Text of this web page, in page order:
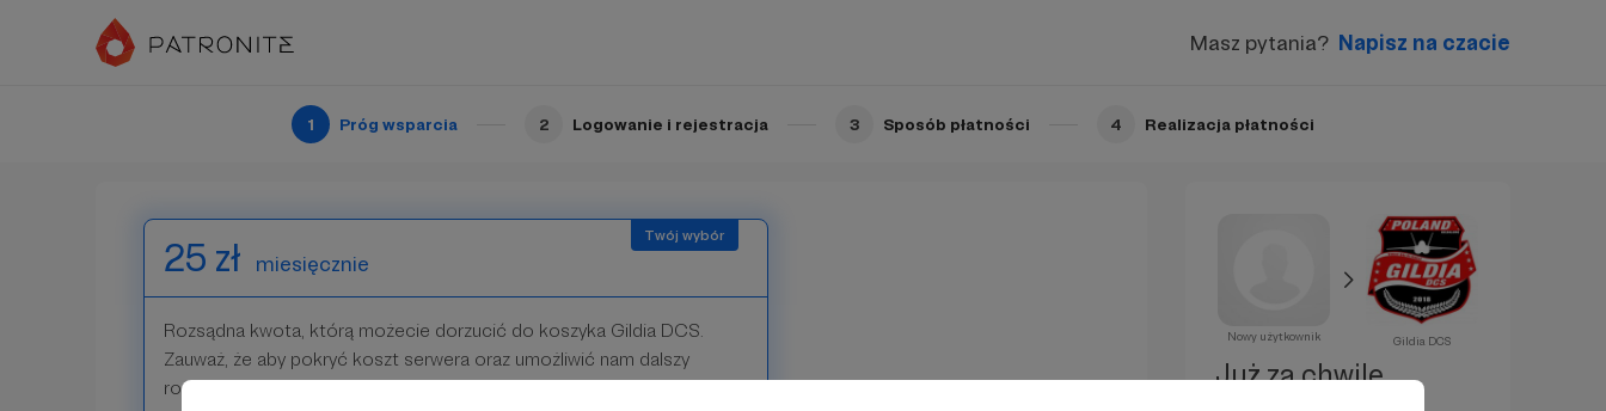
Masz pytania? Napisz na czacie
1 Próg wsparcia 2 Logowanie i rejestracja 3 Sposób płatności 4 Realizacja płatności
wydaje się być "złotym środkiem" mając na uwadze obecną liczbę
25 zł miesięcznie
Rozsądna kwota, którą możecie dorzucić do koszyka Gildia DCS.
Zauważ, że aby pokryć koszt serwera oraz umożliwić nam dalszy
rozwój wystarczy tylko 10 osób składających się po 25PLN.
Nowy użytkownik Gildia DCS
Już za chwilę